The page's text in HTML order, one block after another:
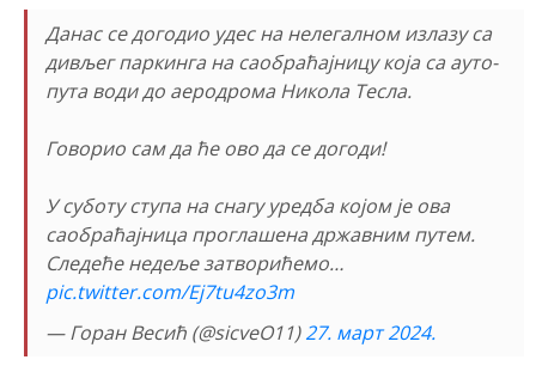
Данас се догодио удес на нелегалном излазу са
дивљег паркинга на саобраћајницу која са ауто-
пута води до аеродрома Никола Тесла.
Говорио сам да ће ово да се догоди!
У суботу ступа на снагу уредба којом је ова
саобраћајница проглашена државним путем.
Следеће недеље затворићемо…
pic.twitter.com/Ej7tu4zo3m
— Горан Весић (@sicveO11)27. март 2024.